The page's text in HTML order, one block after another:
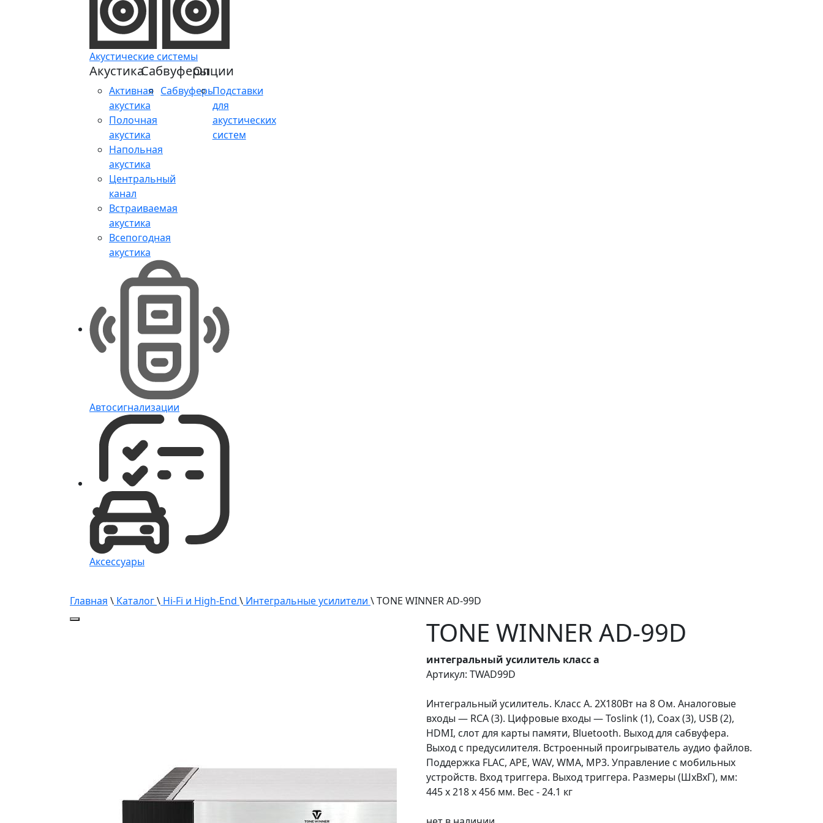
Акустические системы
Акустика
Активная
акустика
Полочная
акустика
Напольная
акустика
Центральный
канал
Встраиваемая
акустика
Всепогодная
акустика
Сабвуферы
Сабвуферы
Опции
Подставки
для
акустических
систем
Автосигнализации
Аксессуары
Главная \ Каталог\ Hi-Fi и High-End \ Интегральные усилители \ TONE WINNER AD-99D
TONE WINNER AD-99D
интегральный усилитель класс а
Артикул: TWAD99D
Интегральный усилитель. Класс А. 2Х180Вт на 8 Ом. Аналоговые
входы — RCA (3). Цифровые входы — Toslink (1), Coax (3), USB (2),
HDMI, слот для карты памяти, Bluetooth. Выход для сабвуфера.
Выход с предусилителя. Встроенный проигрыватель аудио файлов.
Поддержка FLAC, APE, WAV, WMA, MP3. Управление с мобильных
устройств. Вход триггера. Выход триггера. Размеры (ШхВхГ), мм:
445 x 218 x 456 мм. Вес - 24.1 кг